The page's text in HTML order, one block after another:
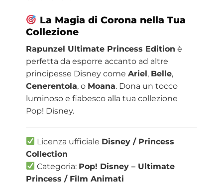
La Magia di Corona nella Tua
Collezione
Rapunzel Ultimate Princess Edition è
perfetta da esporre accanto ad altre
principesse Disney come Ariel, Belle,
Cenerentola, o Moana. Dona un tocco
luminoso e fiabesco alla tua collezione
Pop! Disney.
Licenza ufficiale Disney / Princess
Collection
Categoria: Pop! Disney – Ultimate
Princess / Film Animati